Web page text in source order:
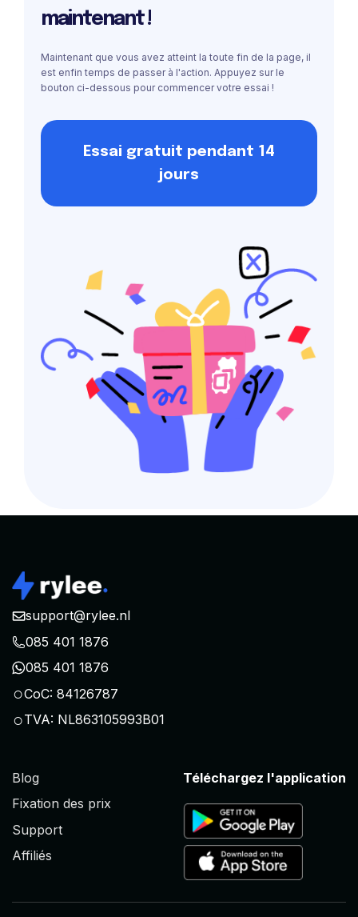
maintenant !
Maintenant que vous avez atteint la toute fin de la page, il
est enfin temps de passer à l'action. Appuyez sur le
bouton ci-dessous pour commencer votre essai !
Essai gratuit pendant 14
jours
support@rylee.nl
085 401 1876
085 401 1876
○CoC: 84126787
○TVA: NL863105993B01
Blog
Fixation des prix
Support
Affiliés
Téléchargez l'application